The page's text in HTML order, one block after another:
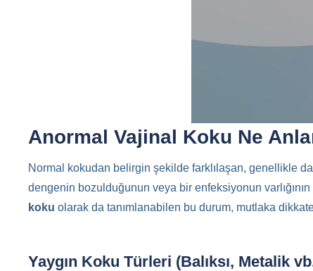
Anormal Vajinal Koku Ne
Normal kokudan belirgin şekilde farklılaşan, genellikle
dengenin bozulduğunun veya bir enfeksiyonun
koku olarak da tanımlanabilen bu durum, mutlaka dikkate
Yaygın Koku Türleri (Balıksı, Metalik